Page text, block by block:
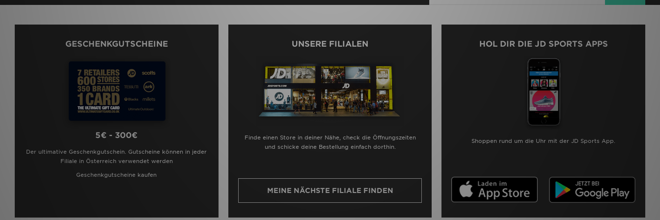
GESCHENKGUTSCHEINE
5€ - 300€
Der ultimative Geschenkgutschein. Gutscheine können in jeder
Filiale in Österreich verwendet werden
Geschenkgutscheine kaufen
UNSERE FILIALEN
Finde einen Store in deiner Nähe, check die Öffnungszeiten
und schicke deine Bestellung einfach dorthin.
MEINE NÄCHSTE FILIALE FINDEN
HOL DIR DIE JD SPORTS APPS
Shoppen rund um die Uhr mit der JD Sports App.